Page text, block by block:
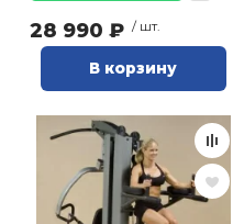
28 990 ₽ / шт.
В корзину